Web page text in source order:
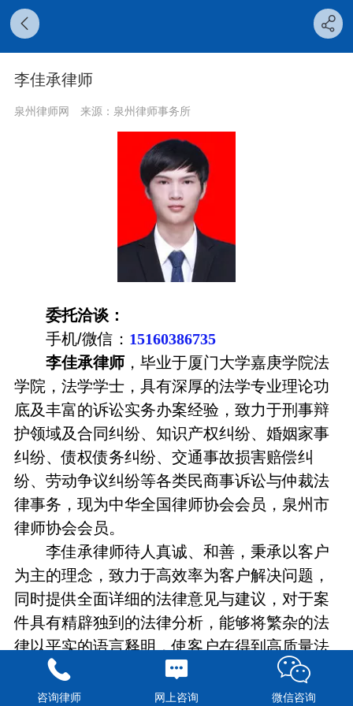
李佳承律师
泉州律师网 来源：泉州律师事务所
委托洽谈：
手机/微信： 15160386735
李佳承律师 ，毕业于厦门大学嘉庚学院法
学院，法学学士，具有深厚的法学专业理论功
底及丰富的诉讼实务办案经验，致力于刑事辩
护领域及合同纠纷、知识产权纠纷、婚姻家事
纠纷、债权债务纠纷、交通事故损害赔偿纠
纷、劳动争议纠纷等各类民商事诉讼与仲裁法
律事务，现为中华全国律师协会会员，泉州市
律师协会会员。
李佳承律师待人真诚、和善，秉承以客户
为主的理念，致力于高效率为客户解决问题，
同时提供全面详细的法律意见与建议，对于案
件具有精辟独到的法律分析，能够将繁杂的法
律以平实的语言释明，使客户在得到高质量法
律服务的同时亦感受法律的魅力。
咨询律师 网上咨询 微信咨询